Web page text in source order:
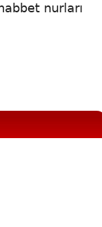
nurları